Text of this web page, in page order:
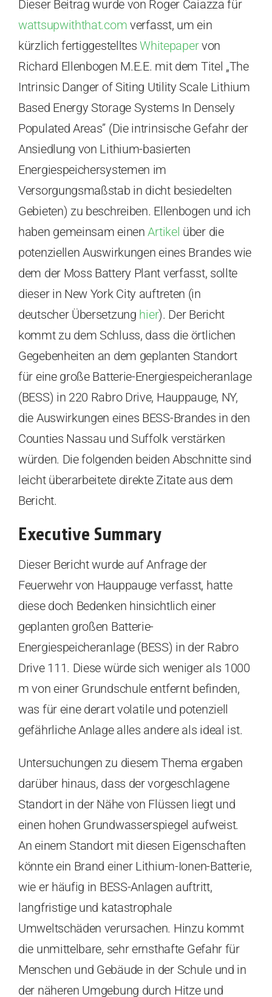
Dieser Beitrag wurde von Roger Caiazza für
wattsupwiththat.com verfasst, um ein
kürzlich fertiggestelltesWhitepapervon
Richard Ellenbogen M.E.E. mit dem Titel „The
Intrinsic Danger of Siting Utility Scale Lithium
Based Energy Storage Systems In Densely
Populated Areas” (Die intrinsische Gefahr der
Ansiedlung von Lithium-basierten
Energiespeichersystemen im
Versorgungsmaßstab in dicht besiedelten
Gebieten) zu beschreiben. Ellenbogen und ich
haben gemeinsam einen Artikel über die
potenziellen Auswirkungen eines Brandes wie
dem der Moss Battery Plant verfasst, sollte
dieser in New York City auftreten (in
deutscher Übersetzung hier). Der Bericht
kommt zu dem Schluss, dass die örtlichen
Gegebenheiten an dem geplanten Standort
für eine große Batterie-Energiespeicheranlage
(BESS) in 220 Rabro Drive, Hauppauge, NY,
die Auswirkungen eines BESS-Brandes in den
Counties Nassau und Suffolk verstärken
würden. Die folgenden beiden Abschnitte sind
leicht überarbeitete direkte Zitate aus dem
Bericht.
Executive Summary
Dieser Bericht wurde auf Anfrage der
Feuerwehr von Hauppauge verfasst, hatte
diese doch Bedenken hinsichtlich einer
geplanten großen Batterie-
Energiespeicheranlage (BESS) in der Rabro
Drive 111. Diese würde sich weniger als 1000
m von einer Grundschule entfernt befinden,
was für eine derart volatile und potenziell
gefährliche Anlage alles andere als ideal ist.
Untersuchungen zu diesem Thema ergaben
darüber hinaus, dass der vorgeschlagene
Standort in der Nähe von Flüssen liegt und
einen hohen Grundwasserspiegel aufweist.
An einem Standort mit diesen Eigenschaften
könnte ein Brand einer Lithium-Ionen-Batterie,
wie er häufig in BESS-Anlagen auftritt,
langfristige und katastrophale
Umweltschäden verursachen. Hinzu kommt
die unmittelbare, sehr ernsthafte Gefahr für
Menschen und Gebäude in der Schule und in
der näheren Umgebung durch Hitze und